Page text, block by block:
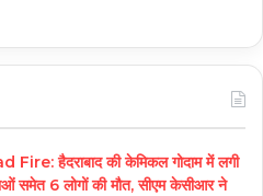
हैदराबाद की केमिकल गोदाम में लगी
समेत 6 लोगों की मौत, सीएम केसीआर ने